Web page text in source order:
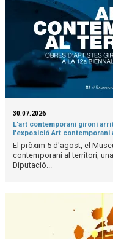
30.07.2026
L'art contemporani gironí
l'exposició Art contemporani
El pròxim 5 d'agost, el
contemporani al territori,
Diputació...